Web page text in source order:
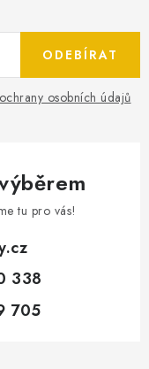
osobních údajů
ODEBÍRAT
tu pro vás!
338
705